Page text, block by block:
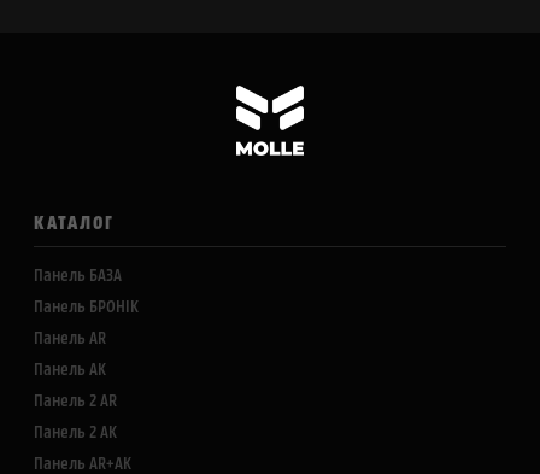
КАТАЛОГ
Панель БАЗА
Панель БРОНІК
Панель AR
Панель АК
Панель 2 AR
Панель 2 АК
Панель AR+АК